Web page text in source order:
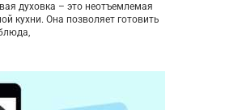
духовка – это неотъемлемая
кухни. Она позволяет готовить